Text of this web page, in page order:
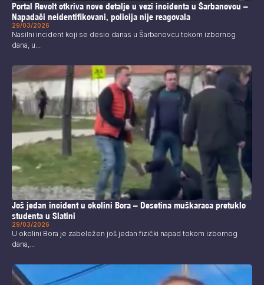
Portal Revolt otkriva nove detalje u vezi incidenta u Šarbanovcu –
Napadači neidentifikovani, policija nije reagovala
29/03/2026
Nasilni incident koji se desio danas u Šarbanovcu tokom izbornog
dana, u...
Još jedan incident u okolini Bora – Desetina muškaraca pretuklo
studenta u Slatini
29/03/2026
U okolini Bora je zabeležen još jedan fizički napad tokom izbornog
dana,...